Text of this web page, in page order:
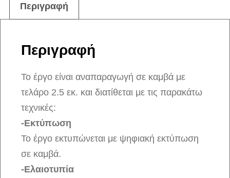
Περιγραφή
Περιγραφή
Το έργο είναι αναπαραγωγή σε καμβά με
τελάρο 2.5 εκ. και διατίθεται με τις παρακάτω
τεχνικές:
-Εκτύπωση
Το έργο εκτυπώνεται με ψηφιακή εκτύπωση
σε καμβά.
-Ελαιοτυπία